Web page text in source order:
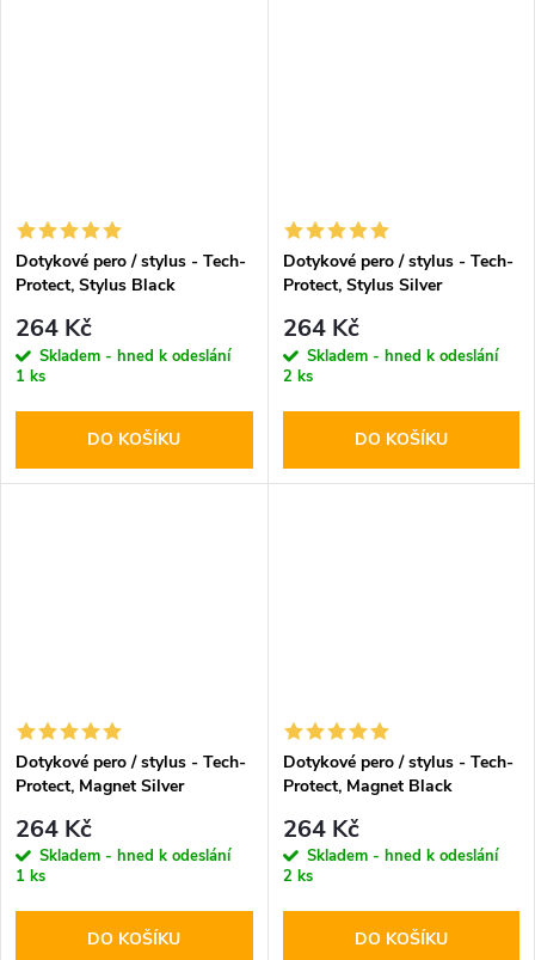
Dotykové pero / stylus - Tech-
Protect, Stylus Black
264 Kč
Skladem - hned k odeslání
1 ks
DO KOŠÍKU
Dotykové pero / stylus - Tech-
Protect, Stylus Silver
264 Kč
Skladem - hned k odeslání
2 ks
DO KOŠÍKU
Dotykové pero / stylus - Tech-
Protect, Magnet Silver
264 Kč
Skladem - hned k odeslání
1 ks
DO KOŠÍKU
Dotykové pero / stylus - Tech-
Protect, Magnet Black
264 Kč
Skladem - hned k odeslání
2 ks
DO KOŠÍKU